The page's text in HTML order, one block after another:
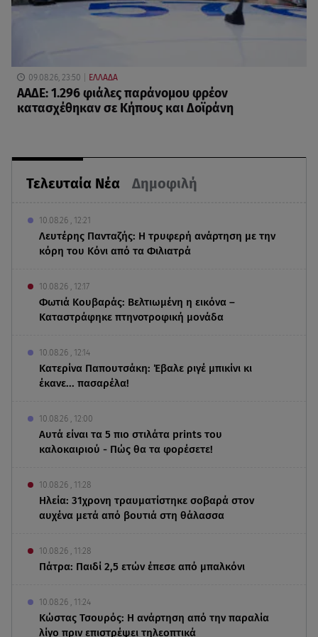
Τελευταία Νέα Δημοφιλή
10.08.26 , 12:21
Λευτέρης Πανταζής: Η τρυφερή ανάρτηση με την
κόρη του Κόνι από τα Φιλιατρά
10.08.26 , 12:17
Φωτιά Κουβαράς: Βελτιωμένη η εικόνα –
Καταστράφηκε πτηνοτροφική μονάδα
10.08.26 , 12:14
Κατερίνα Παπουτσάκη: Έβαλε ριγέ μπικίνι κι
έκανε... πασαρέλα!
10.08.26 , 12:00
Αυτά είναι τα 5 πιο στιλάτα prints του
καλοκαιριού - Πώς θα τα φορέσετε!
10.08.26 , 11:28
Ηλεία: 31χρονη τραυματίστηκε σοβαρά στον
αυχένα μετά από βουτιά στη θάλασσα
10.08.26 , 11:28
Πάτρα: Παιδί 2,5 ετών έπεσε από μπαλκόνι
10.08.26 , 11:24
Κώστας Τσουρός: Η ανάρτηση από την παραλία
λίγο πριν επιστρέψει τηλεοπτικά
09.08.26, 23:50 ΕΛΛΑΔΑ
ΑΑΔΕ: 1.296 φιάλες παράνομου φρέον
κατασχέθηκαν σε Κήπους και Δοϊράνη